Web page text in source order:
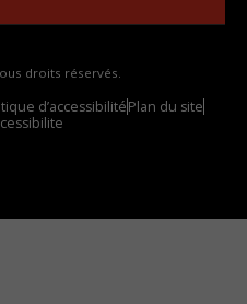
droits réservés.
d’accessibilitéPlan du site